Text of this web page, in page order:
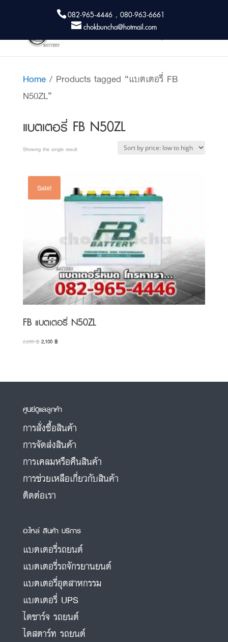
082-965-4446 , 080-963-6661
chokbuncha@hotmail.com
Home/ Products tagged “แบตเตอรี่ FB
N50ZL”
แบตเตอรี่ FB N50ZL
Showing the single result
Sale!
FB แบตเตอรี่ N50ZL
2,200฿ Original
2,100฿Current
ศูนย์ดูแลลูกค้า
การสั่งซื้อสินค้า
การจัดส่งสินค้า
การเคลมหรือคืนสินค้า
การช่วยเหลือเกี่ยวกับสินค้า
ติดต่อเรา
อะไหล่ สินค้า บริการ
แบตเตอรี่รถยนต์
แบตเตอรี่รถจักรยานยนต์
แบตเตอรี่อุตสาหกรรม
แบตเตอรี่ UPS
ไดชาร์จ รถยนต์
ไดสตาร์ท รถยนต์